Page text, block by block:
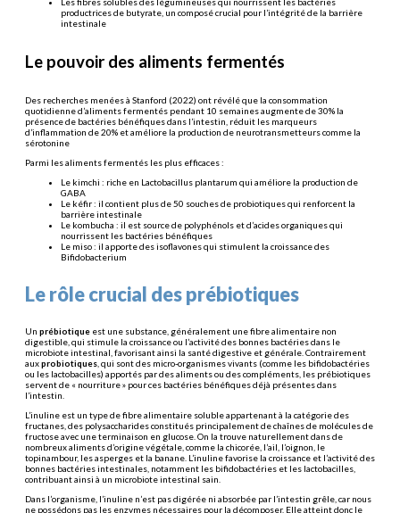
Les fibres solubles des légumineuses qui nourrissent les bactéries
productrices de butyrate, un composé crucial pour l’intégrité de la barrière
intestinale
Le pouvoir des aliments fermentés
Des recherches menées à Stanford (2022) ont révélé que la consommation
quotidienne d’aliments fermentés pendant 10 semaines augmente de 30% la
présence de bactéries bénéfiques dans l’intestin, réduit les marqueurs
d’inflammation de 20% et améliore la production de neurotransmetteurs comme la
sérotonine
Parmi les aliments fermentés les plus efficaces :
Le kimchi : riche en Lactobacillus plantarum qui améliore la production de
GABA
Le kéfir : il contient plus de 50 souches de probiotiques qui renforcent la
barrière intestinale
Le kombucha : il est source de polyphénols et d’acides organiques qui
nourrissent les bactéries bénéfiques
Le miso : il apporte des isoflavones qui stimulent la croissance des
Bifidobacterium
Le rôle crucial des prébiotiques
Un prébiotique est une substance, généralement une fibre alimentaire non
digestible, qui stimule la croissance ou l’activité des bonnes bactéries dans le
microbiote intestinal, favorisant ainsi la santé digestive et générale. Contrairement
auxprobiotiques, qui sont des micro-organismes vivants (comme les bifidobactéries
ou les lactobacilles) apportés par des aliments ou des compléments, les prébiotiques
servent de « nourriture » pour ces bactéries bénéfiques déjà présentes dans
l’intestin.
L’inuline est un type de fibre alimentaire soluble appartenant à la catégorie des
fructanes, des polysaccharides constitués principalement de chaînes de molécules de
fructose avec une terminaison en glucose. On la trouve naturellement dans de
nombreux aliments d’origine végétale, comme la chicorée, l’ail, l’oignon, le
topinambour, les asperges et la banane. L’inuline favorise la croissance et l’activité des
bonnes bactéries intestinales, notamment les bifidobactéries et les lactobacilles,
contribuant ainsi à un microbiote intestinal sain.
Dans l’organisme, l’inuline n’est pas digérée ni absorbée par l’intestin grêle, car nous
ne possédons pas les enzymes nécessaires pour la décomposer. Elle atteint donc le